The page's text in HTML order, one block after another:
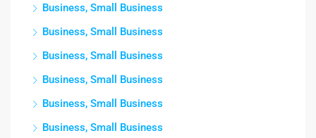
Business, Small Business
Business, Small Business
Business, Small Business
Business, Small Business
Business, Small Business
Business, Small Business